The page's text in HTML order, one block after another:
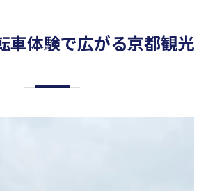
車体験で広がる京都観光